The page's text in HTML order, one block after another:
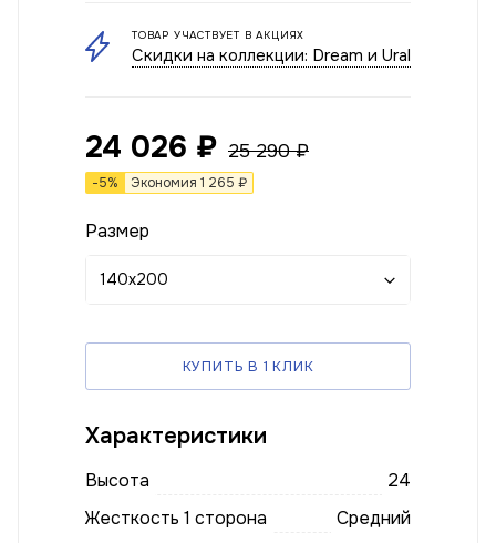
ТОВАР УЧАСТВУЕТ В АКЦИЯХ
Скидки на коллекции: Dream и Ural
24 026 ₽ 25 290₽
-5% Экономия 1 265 ₽
Размер
140x200
КУПИТЬ В 1 КЛИК
Характеристики
Высота
24
Жесткость 1 сторона
Средний